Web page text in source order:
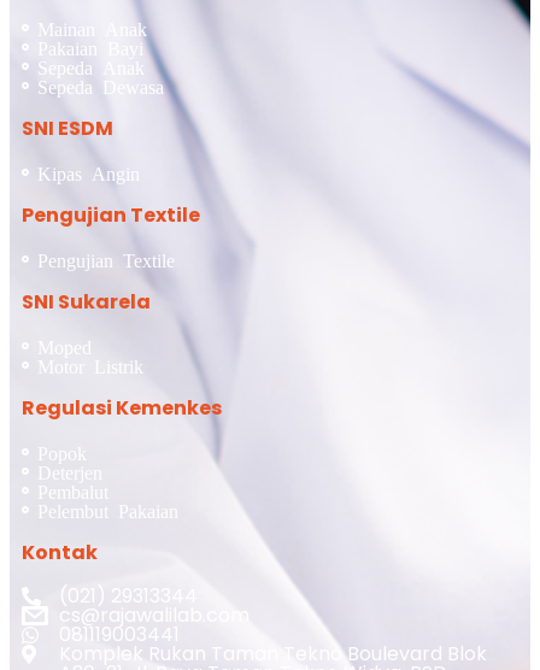
Mainan Anak
Pakaian Bayi
Sepeda Anak
Sepeda Dewasa
SNI ESDM
Kipas Angin
Pengujian Textile
Pengujian Textile
SNI Sukarela
Moped
Motor Listrik
Regulasi Kemenkes
Popok
Deterjen
Pembalut
Pelembut Pakaian
Kontak
(021) 29313344
cs@rajawalilab.com
081119003441
Komplek Rukan Taman Tekno Boulevard Blok